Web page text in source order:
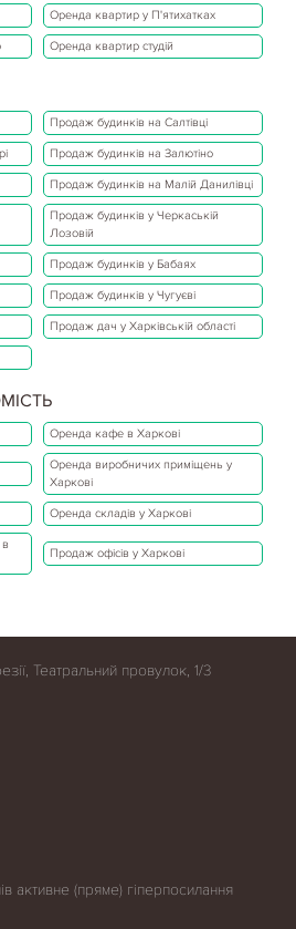
Оренда квартир у П'ятихатках
Оренда квартир студій
Продаж будинків на Салтівці
Продаж будинків на Залютіно
Продаж будинків на Малій Данилівці
Продаж будинків у Черкаській
Лозовій
Продаж будинків у Бабаях
Продаж будинків у Чугуєві
Продаж дач у Харківській області
Оренда кафе в Харкові
Оренда виробничих приміщень у
Харкові
Оренда складів у Харкові
Продаж офісів у Харкові
Театральний провулок, 1/3
активне (пряме) гіперпосилання